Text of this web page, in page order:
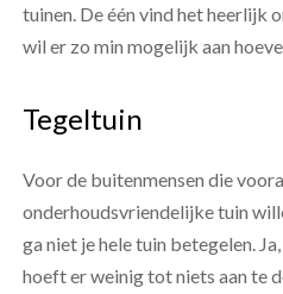
tuinen. De één vind het heerlijk
wil er zo min mogelijk aan
Tegeltuin
Voor de buitenmensen die
onderhoudsvriendelijke tuin
ga niet je hele tuin betegelen.
hoeft er weinig tot niets aan te